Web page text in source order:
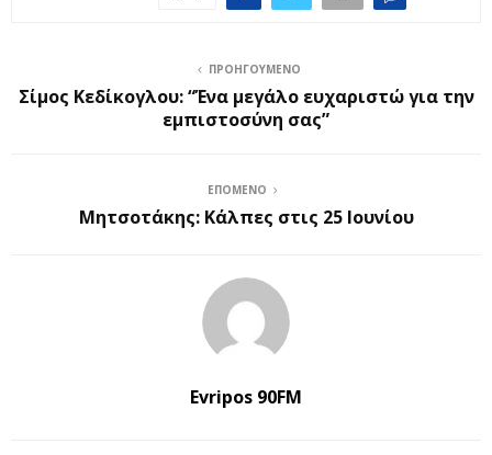
ΠΡΟΗΓΟΎΜΕΝΟ
Σίμος Κεδίκογλου: “Ένα μεγάλο ευχαριστώ για την
εμπιστοσύνη σας”
ΕΠΌΜΕΝΟ
Μητσοτάκης: Κάλπες στις 25 Ιουνίου
Evripos 90FM